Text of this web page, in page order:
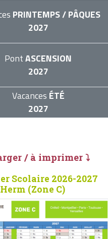
PRINTEMPS / PÂQUES
2027
PontASCENSION
2027
Vacances ÉTÉ
2027
/ à imprimer ⤵
Scolaire 2026-2027
(Zone C)